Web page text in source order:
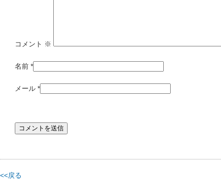
コメント ※
名前 *
メール *
<<戻る